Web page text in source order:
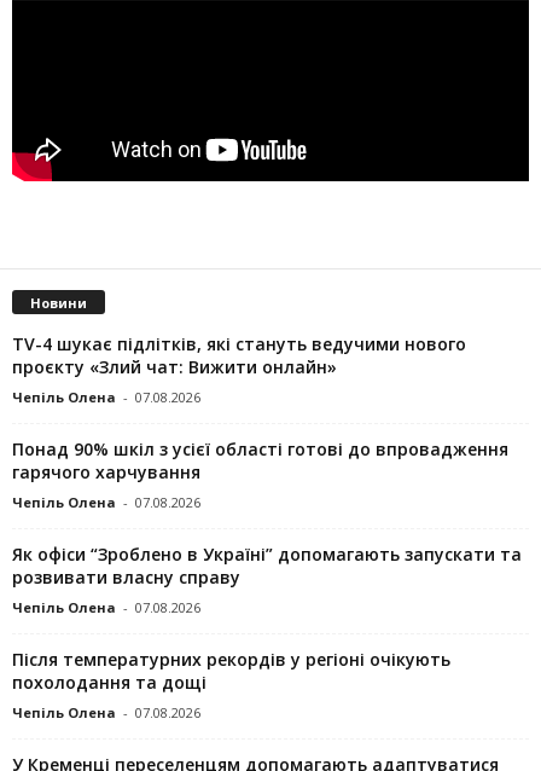
Новини
TV-4 шукає підлітків, які стануть ведучими нового
проєкту «Злий чат: Вижити онлайн»
Чепіль Олена - 07.08.2026
Понад 90% шкіл з усієї області готові до впровадження
гарячого харчування
Чепіль Олена - 07.08.2026
Як офіси “Зроблено в Україні” допомагають запускaти та
розвивати власну справу
Чепіль Олена - 07.08.2026
Після температурних рекордів у регіоні очікують
похолодання та дощі
Чепіль Олена - 07.08.2026
У Кременці переселенцям допомагають адаптуватися